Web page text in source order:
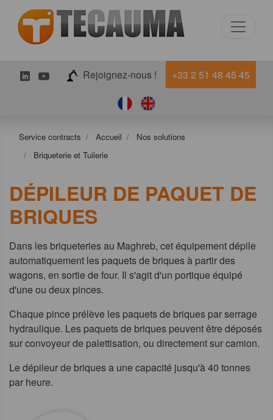
LinkedInYoutubeRejoignez-nous ! +33 2 51 48 45 45
Service contracts Accueil
Nos solutions
Briqueterie et Tuilerie
DÉPILEUR DE PAQUET DE
BRIQUES
Dans les briqueteries au Maghreb, cet équipement dépile
automatiquement les paquets de briques à partir des
wagons, en sortie de four. Il s'agit d'un portique équipé
d'une ou deux pinces.
Chaque pince prélève les paquets de briques par serrage
hydraulique. Les paquets de briques peuvent être déposés
sur convoyeur de palettisation, ou directement sur camion.
Le dépileur de briques a une capacité jusqu'à 40 tonnes
par heure.